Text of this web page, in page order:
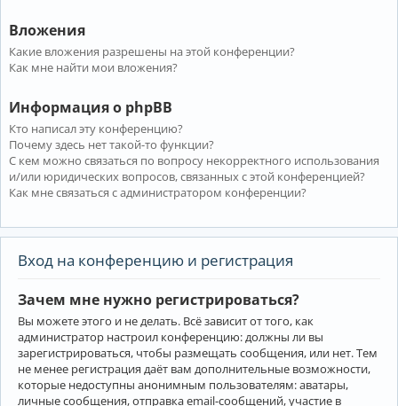
Вложения
Какие вложения разрешены на этой конференции?
Как мне найти мои вложения?
Информация о phpBB
Кто написал эту конференцию?
Почему здесь нет такой-то функции?
С кем можно связаться по вопросу некорректного использования
и/или юридических вопросов, связанных с этой конференцией?
Как мне связаться с администратором конференции?
Вход на конференцию и регистрация
Зачем мне нужно регистрироваться?
Вы можете этого и не делать. Всё зависит от того, как
администратор настроил конференцию: должны ли вы
зарегистрироваться, чтобы размещать сообщения, или нет. Тем
не менее регистрация даёт вам дополнительные возможности,
которые недоступны анонимным пользователям: аватары,
личные сообщения, отправка email-сообщений, участие в